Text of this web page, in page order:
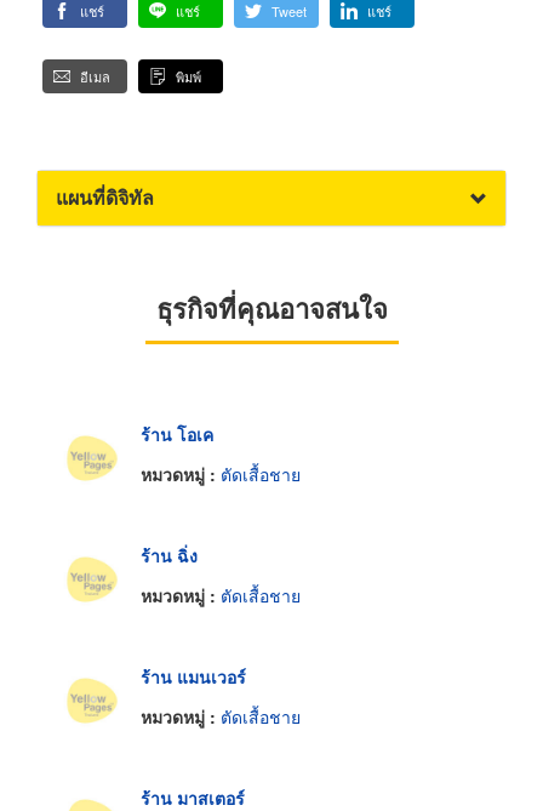
แชร์ แชร์ Tweet แชร์
อีเมล พิมพ์
แผนที่ดิจิทัล
ธุรกิจที่คุณอาจสนใจ
ร้าน โอเค
หมวดหมู่ : ตัดเสื้อชาย
ร้าน ฉิ่ง
หมวดหมู่ : ตัดเสื้อชาย
ร้าน แมนเวอร์
หมวดหมู่ : ตัดเสื้อชาย
ร้าน มาสเตอร์